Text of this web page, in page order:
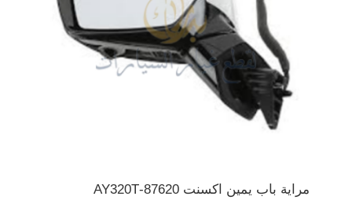
مراية باب يمين اكسنت 87620-AY320T